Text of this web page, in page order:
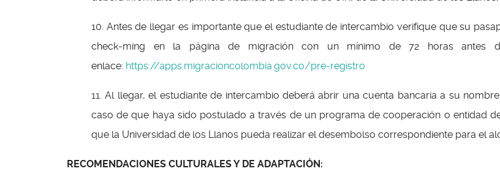
10. Antes de llegar es importante que el estudiante de intercambio verifique que su
check-ming en la página de migración con un mínimo de 72 horas antes
enlace: https://apps.migracioncolombia.gov.co/pre-registro
11. Al llegar, el estudiante de intercambio deberá abrir una cuenta bancaria a su
caso de que haya sido postulado a través de un programa de cooperación o entidad
que la Universidad de los Llanos pueda realizar el desembolso correspondiente para el
RECOMENDACIONES CULTURALES Y DE ADAPTACIÓN: